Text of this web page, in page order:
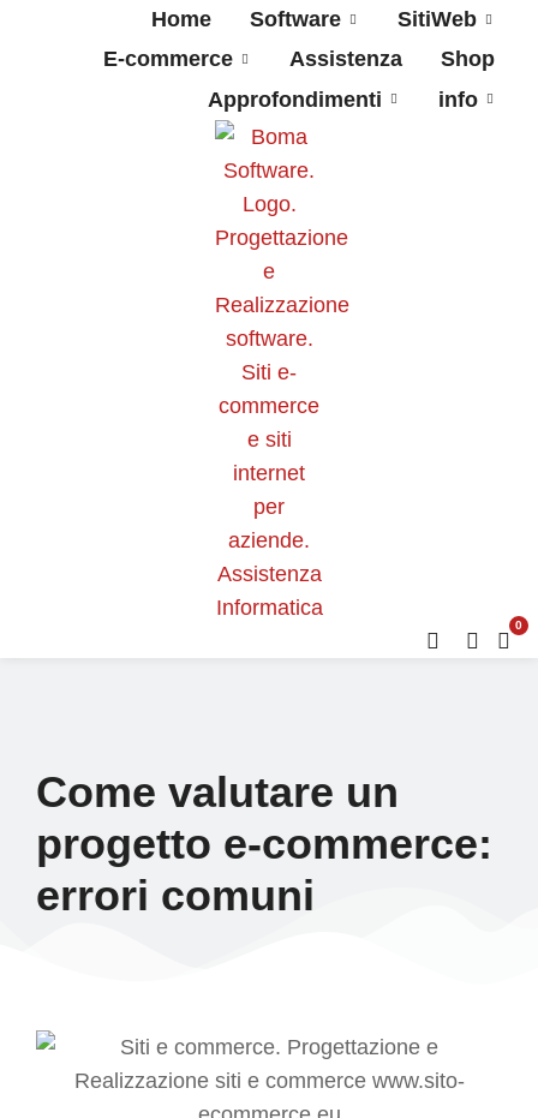
Home Software
SitiWeb
E-commerce
Assistenza
Shop
Approfondimenti
info
0
Come valutare un
progetto e-commerce:
errori comuni